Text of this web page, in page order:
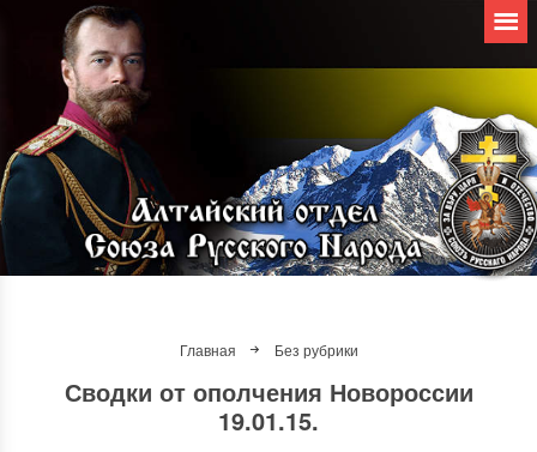
Главная Без рубрики
Сводки от ополчения Новороссии
19.01.15.